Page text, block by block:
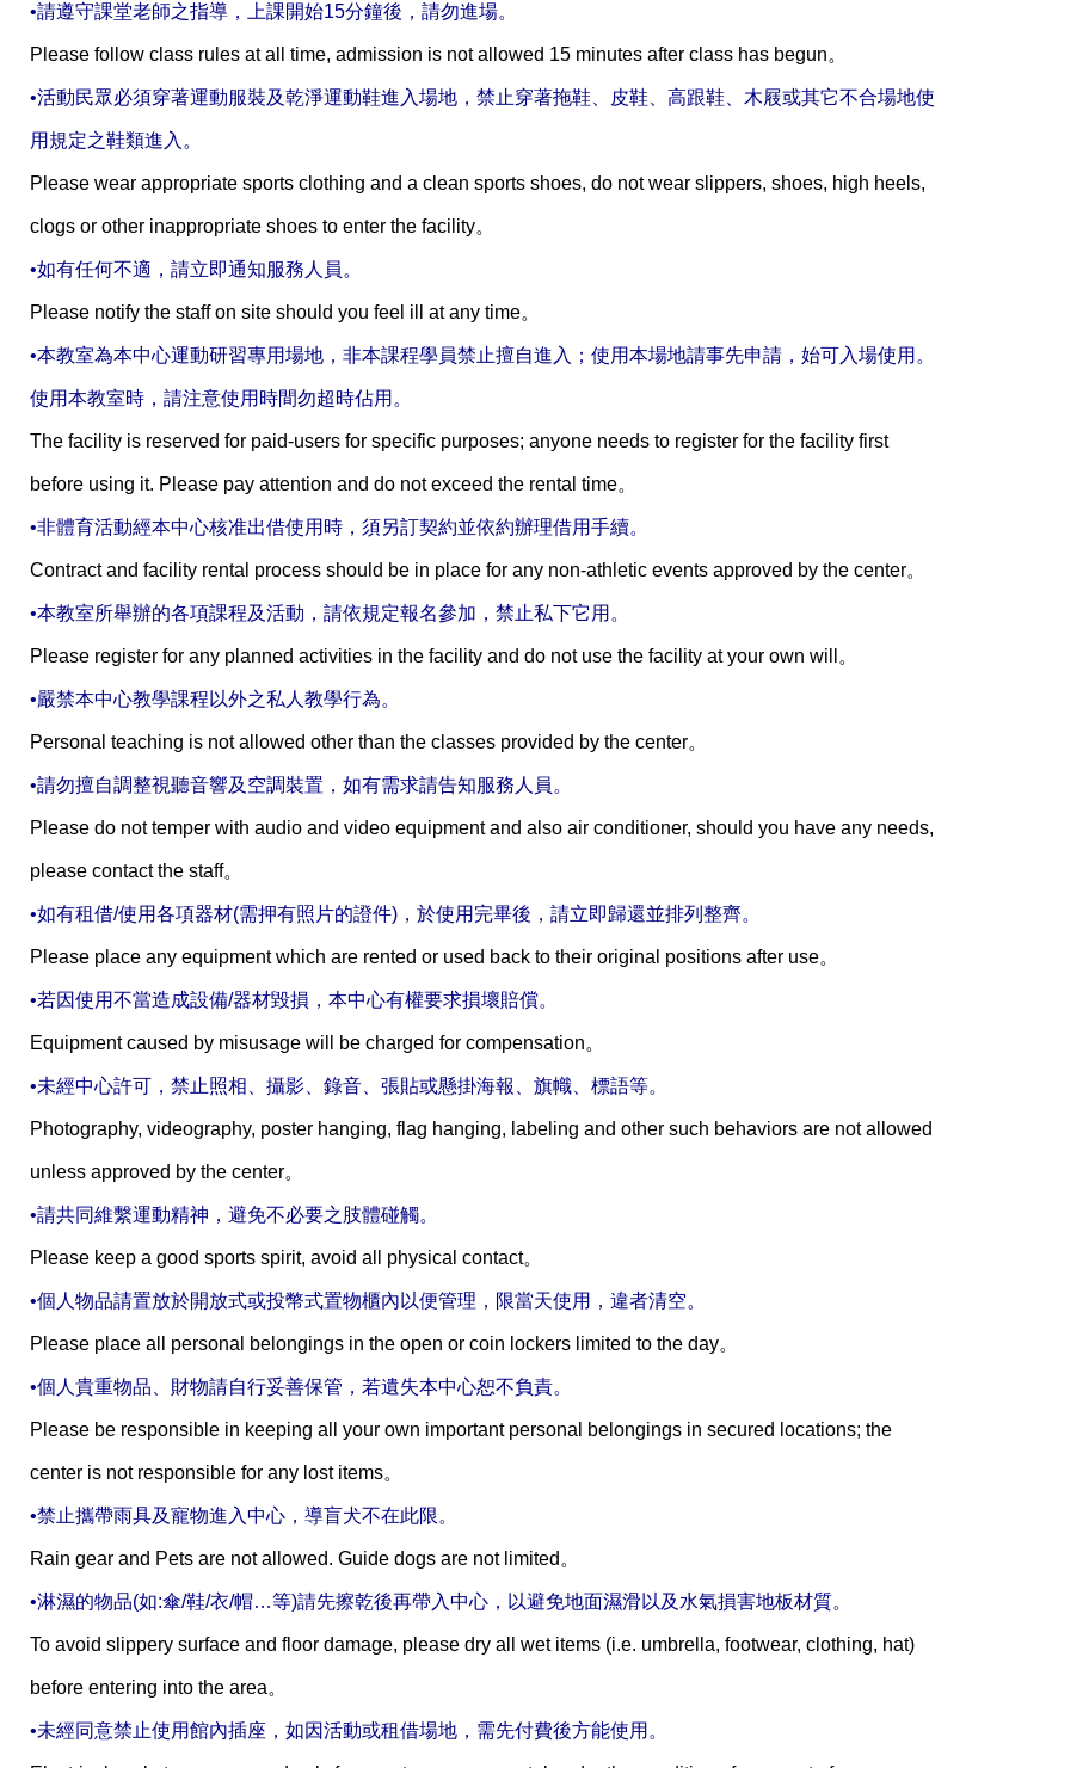
•請遵守課堂老師之指導，上課開始15分鐘後，請勿進場。
Please follow class rules at all time, admission is not allowed 15 minutes after class has begun。
•活動民眾必須穿著運動服裝及乾淨運動鞋進入場地，禁止穿著拖鞋、皮鞋、高跟鞋、木屐或其它不合場地使
用規定之鞋類進入。
Please wear appropriate sports clothing and a clean sports shoes, do not wear slippers, shoes, high heels,
clogs or other inappropriate shoes to enter the facility。
•如有任何不適，請立即通知服務人員。
Please notify the staff on site should you feel ill at any time。
•本教室為本中心運動研習專用場地，非本課程學員禁止擅自進入；使用本場地請事先申請，始可入場使用。
使用本教室時，請注意使用時間勿超時佔用。
The facility is reserved for paid-users for specific purposes; anyone needs to register for the facility first
before using it. Please pay attention and do not exceed the rental time。
•非體育活動經本中心核准出借使用時，須另訂契約並依約辦理借用手續。
Contract and facility rental process should be in place for any non-athletic events approved by the center。
•本教室所舉辦的各項課程及活動，請依規定報名參加，禁止私下它用。
Please register for any planned activities in the facility and do not use the facility at your own will。
•嚴禁本中心教學課程以外之私人教學行為。
Personal teaching is not allowed other than the classes provided by the center。
•請勿擅自調整視聽音響及空調裝置，如有需求請告知服務人員。
Please do not temper with audio and video equipment and also air conditioner, should you have any needs,
please contact the staff。
•如有租借/使用各項器材(需押有照片的證件)，於使用完畢後，請立即歸還並排列整齊。
Please place any equipment which are rented or used back to their original positions after use。
•若因使用不當造成設備/器材毀損，本中心有權要求損壞賠償。
Equipment caused by misusage will be charged for compensation。
•未經中心許可，禁止照相、攝影、錄音、張貼或懸掛海報、旗幟、標語等。
Photography, videography, poster hanging, flag hanging, labeling and other such behaviors are not allowed
unless approved by the center。
•請共同維繫運動精神，避免不必要之肢體碰觸。
Please keep a good sports spirit, avoid all physical contact。
•個人物品請置放於開放式或投幣式置物櫃內以便管理，限當天使用，違者清空。
Please place all personal belongings in the open or coin lockers limited to the day。
•個人貴重物品、財物請自行妥善保管，若遺失本中心恕不負責。
Please be responsible in keeping all your own important personal belongings in secured locations; the
center is not responsible for any lost items。
•禁止攜帶雨具及寵物進入中心，導盲犬不在此限。
Rain gear and Pets are not allowed. Guide dogs are not limited。
•淋濕的物品(如:傘/鞋/衣/帽…等)請先擦乾後再帶入中心，以避免地面濕滑以及水氣損害地板材質。
To avoid slippery surface and floor damage, please dry all wet items (i.e. umbrella, footwear, clothing, hat)
before entering into the area。
•未經同意禁止使用館內插座，如因活動或租借場地，需先付費後方能使用。